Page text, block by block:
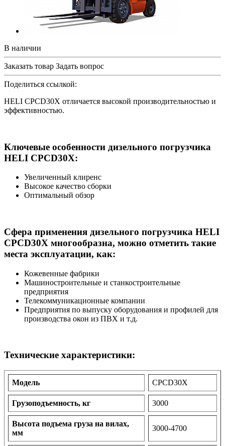
В наличии
Заказать товар Задать вопрос
Поделиться ссылкой:
HELI CPCD30X отличается высокой производительностью и
эффективностью.
Ключевые особенности дизельного погрузчика
HELI CPСD30X:
Увеличенный клиренс
Высокое качество сборки
Оптимальный обзор
Сфера применения дизельного погрузчика HELI
CPСD30X многообразна, можно отметить такие
места эксплуатации, как:
Кожевенные фабрики
Машиностроительные и станкостроительные
предприятия
Телекоммуникационные компании
Предприятия по выпуску оборудования и профилей для
производства окон из ПВХ и т.д.
Технические характеристики:
Модель CPCD30X
Грузоподъемность, кг 3000
Высота подъема груза на вилах,
мм
3000-4700